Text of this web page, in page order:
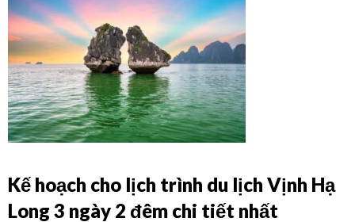
Kế hoạch cho lịch trình du lịch Vịnh Hạ
Long 3 ngày 2 đêm chi tiết nhất